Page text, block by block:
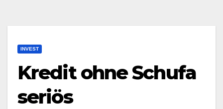
INVEST
Kredit ohne Schufa
seriös